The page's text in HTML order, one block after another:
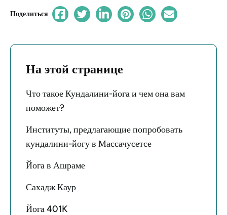
Поделиться
На этой странице
Что такое Кундалини-йога и чем она вам
поможет?
Институты, предлагающие попробовать
кундалини-йогу в Массачусетсе
Йога в Ашраме
Сахадж Каур
Йога 401K